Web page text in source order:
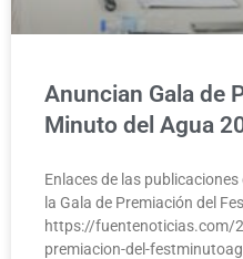
Anuncian Gala de
Minuto del Agua
Enlaces de las
la Gala de Premiación del
https://fuentenoticias.com/
premiacion-del-